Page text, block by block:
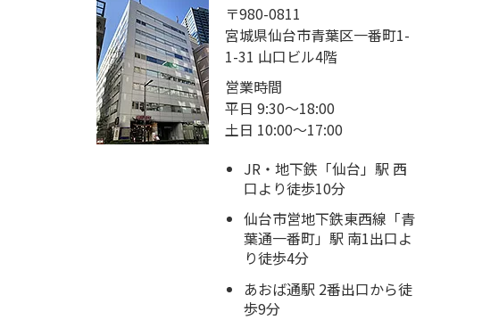
〒980-0811
宮城県仙台市青葉区一番町1-
1-31 山口ビル4階
営業時間
平日 9:30～18:00
土日 10:00～17:00
JR・地下鉄「仙台」駅 西
口より徒歩10分
仙台市営地下鉄東西線「青
葉通一番町」駅 南1出口よ
り徒歩4分
あおば通駅 2番出口から徒
歩9分